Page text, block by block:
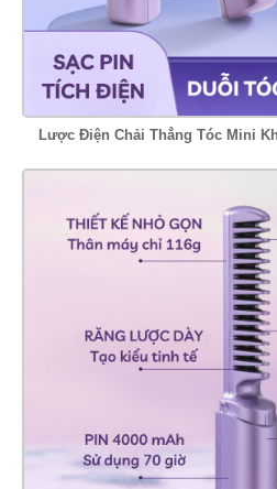
Lược Điện Chải Thẳng Tóc Mini